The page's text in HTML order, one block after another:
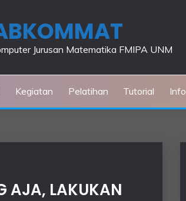
Jurusan Matematika FMIPA UNM
Kegiatan Pelatihan Tutorial Info
AJA, LAKUKAN